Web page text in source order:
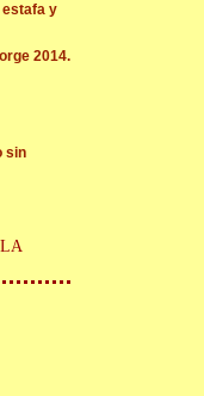
estafa y
2014.
sin
LA